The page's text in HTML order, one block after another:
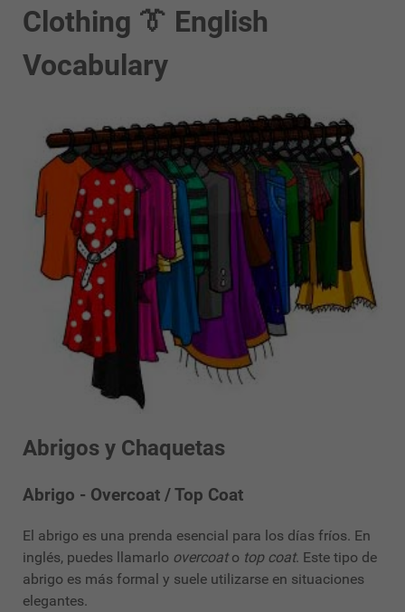
Clothing 👔 English
Vocabulary
Abrigos y Chaquetas
Abrigo - Overcoat / Top Coat
El abrigo es una prenda esencial para los días fríos. En
inglés, puedes llamarlo overcoato top coat. Este tipo de
abrigo es más formal y suele utilizarse en situaciones
elegantes.